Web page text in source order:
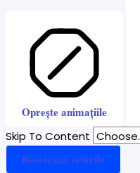
Oprește animațiile
Skip To Content
Resetează setările